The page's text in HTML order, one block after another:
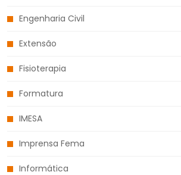
Engenharia Civil
Extensão
Fisioterapia
Formatura
IMESA
Imprensa Fema
Informática